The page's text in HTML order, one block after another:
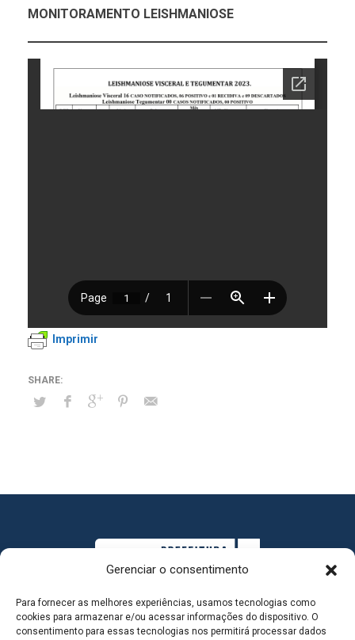
Gerenciar o consentimento
Para fornecer as melhores experiências, usamos tecnologias como
cookies para armazenar e/ou acessar informações do dispositivo. O
consentimento para essas tecnologias nos permitirá processar dados
MONITORAMENTO LEISHMANIOSE
Imprimir